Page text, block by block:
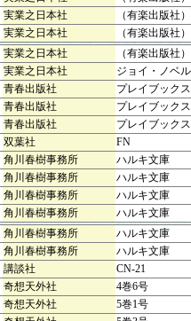
実業之日本社 （有楽出版社
実業之日本社 （有楽出版社
実業之日本社 （有楽出版社
実業之日本社 ジョイ・ノベ
青春出版社 プレイブックス
青春出版社 プレイブックス
青春出版社 プレイブックス
双葉社 FN
角川春樹事務所 ハルキ文庫
角川春樹事務所 ハルキ文庫
角川春樹事務所 ハルキ文庫
角川春樹事務所 ハルキ文庫
角川春樹事務所 ハルキ文庫
角川春樹事務所 ハルキ文庫
講談社 CN-21
奇想天外社 4巻6号
奇想天外社 5巻1号